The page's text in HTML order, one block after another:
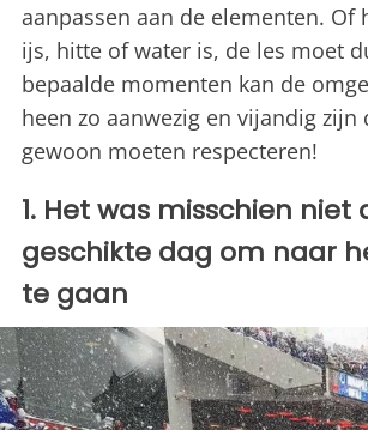
aanpassen aan de elementen. Of
ijs, hitte of water is, de les moet
bepaalde momenten kan de
heen zo aanwezig en vijandig zijn
gewoon moeten respecteren!
1. Het was misschien niet
geschikte dag om naar
te gaan